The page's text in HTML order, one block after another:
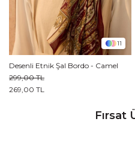
11
Desenli Etnik Şal Bordo - Camel
269,00 TL
299,00 TL
Fırsat